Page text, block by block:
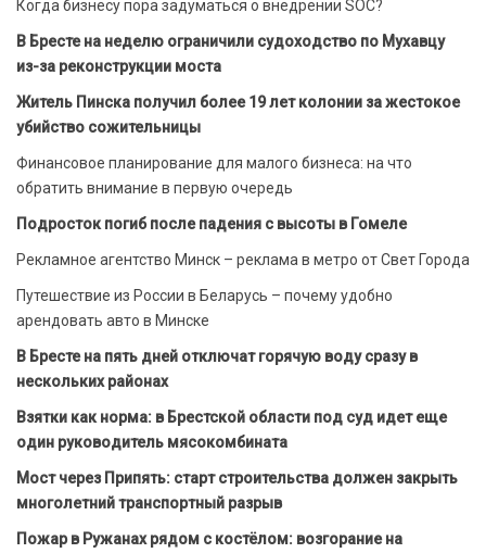
Когда бизнесу пора задуматься о внедрении SOC?
В Бресте на неделю ограничили судоходство по Мухавцу
из-за реконструкции моста
Житель Пинска получил более 19 лет колонии за жестокое
убийство сожительницы
Финансовое планирование для малого бизнеса: на что
обратить внимание в первую очередь
Подросток погиб после падения с высоты в Гомеле
Рекламное агентство Минск – реклама в метро от Свет Города
Путешествие из России в Беларусь – почему удобно
арендовать авто в Минске
В Бресте на пять дней отключат горячую воду сразу в
нескольких районах
Взятки как норма: в Брестской области под суд идет еще
один руководитель мясокомбината
Мост через Припять: старт строительства должен закрыть
многолетний транспортный разрыв
Пожар в Ружанах рядом с костёлом: возгорание на